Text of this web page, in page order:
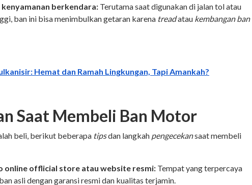
berkendara: Terutama saat digunakan di jalan tol atau
ban ini bisa menimbulkan getaran karena treadatau kembangan ban
Hemat dan Ramah Lingkungan, Tapi Amankah?
Saat Membeli Ban Motor
beli, berikut beberapa tipsdan langkah pengecekansaat membeli
online offlicial store atau website resmi: Tempat yang terpercaya
asli dengan garansi resmi dan kualitas terjamin.